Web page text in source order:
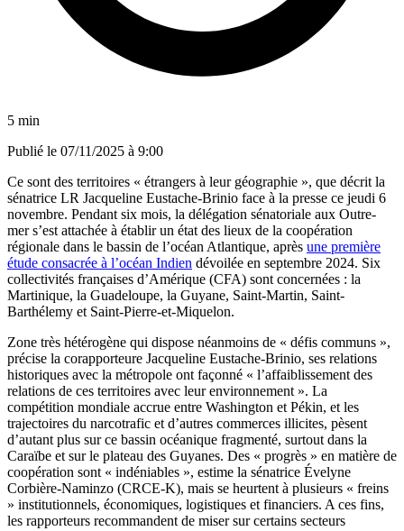
5 min
Publié le 07/11/2025 à 9:00
Ce sont des territoires « étrangers à leur géographie », que décrit la
sénatrice LR Jacqueline Eustache-Brinio face à la presse ce jeudi 6
novembre. Pendant six mois, la délégation sénatoriale aux Outre-
mer s’est attachée à établir un état des lieux de la coopération
régionale dans le bassin de l’océan Atlantique, après une première
étude consacrée à l’océan Indien dévoilée en septembre 2024. Six
collectivités françaises d’Amérique (CFA) sont concernées : la
Martinique, la Guadeloupe, la Guyane, Saint-Martin, Saint-
Barthélemy et Saint-Pierre-et-Miquelon.
Zone très hétérogène qui dispose néanmoins de « défis communs »,
précise la corapporteure Jacqueline Eustache-Brinio, ses relations
historiques avec la métropole ont façonné « l’affaiblissement des
relations de ces territoires avec leur environnement ». La
compétition mondiale accrue entre Washington et Pékin, et les
trajectoires du narcotrafic et d’autres commerces illicites, pèsent
d’autant plus sur ce bassin océanique fragmenté, surtout dans la
Caraïbe et sur le plateau des Guyanes. Des « progrès » en matière de
coopération sont « indéniables », estime la sénatrice Évelyne
Corbière-Naminzo (CRCE-K), mais se heurtent à plusieurs « freins
» institutionnels, économiques, logistiques et financiers. A ces fins,
les rapporteurs recommandent de miser sur certains secteurs